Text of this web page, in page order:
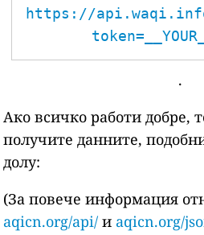
https://
.
Ако всичко работи добре,
получите данните,
долу:
(За повече информация
aqicn.org/api/ и aqicn.org/